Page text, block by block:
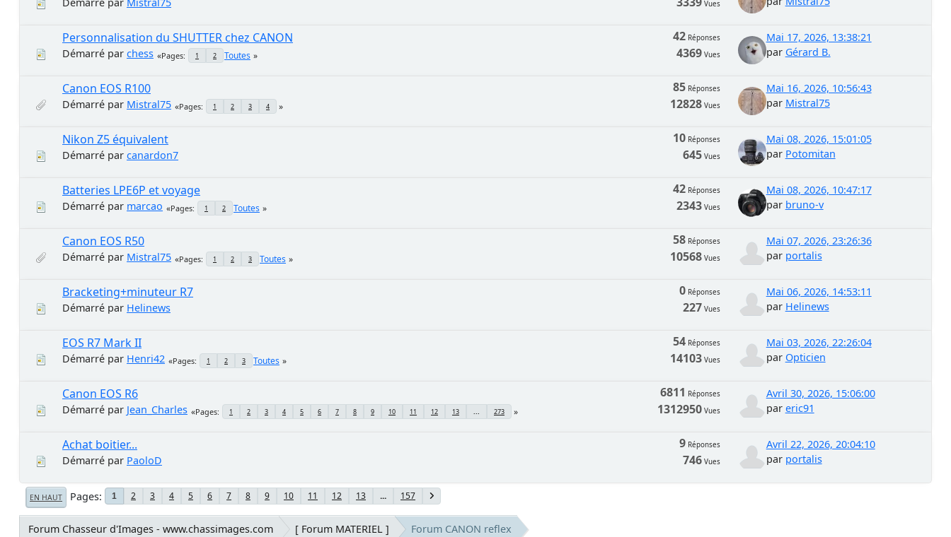
Vues
Personnalisation du SHUTTER chez CANON
Démarré par chess Pages 1 2 Toutes
42Réponses
4369Vues
Mai 17, 2026, 13:38:21
par Gérard B.
Canon EOS R100
Démarré par Mistral75 Pages 1 2 3 4
85Réponses
12828Vues
Mai 16, 2026, 10:56:43
par Mistral75
Nikon Z5 équivalent
Démarré par canardon7
10Réponses
645Vues
Mai 08, 2026, 15:01:05
par Potomitan
Batteries LPE6P et voyage
Démarré par marcao Pages 1 2 Toutes
42Réponses
2343Vues
Mai 08, 2026, 10:47:17
par bruno-v
Canon EOS R50
Démarré par Mistral75 Pages 1 2 3 Toutes
58Réponses
10568Vues
Mai 07, 2026, 23:26:36
par portalis
Bracketing+minuteur R7
Démarré par Helinews
0Réponses
227 Vues
Mai 06, 2026, 14:53:11
par Helinews
EOS R7 Mark II
Démarré par Henri42 Pages 1 2 3 Toutes
54Réponses
14103Vues
Mai 03, 2026, 22:26:04
par Opticien
Canon EOS R6
Démarré par Jean_Charles Pages 1 2 3 4 5 6 7 8 9 10 11 12 13 ... 273
6811 Réponses
1312950Vues
Avril 30, 2026, 15:06:00
par eric91
Achat boitier...
Démarré par PaoloD
9Réponses
746Vues
Avril 22, 2026, 20:04:10
par portalis
EN HAUT Pages 1 2 3 4 5 6 7 8 9 10 11 12 13 ... 157
Forum Chasseur d'Images - www.chassimages.com [ Forum MATERIEL ] Forum CANON reflex